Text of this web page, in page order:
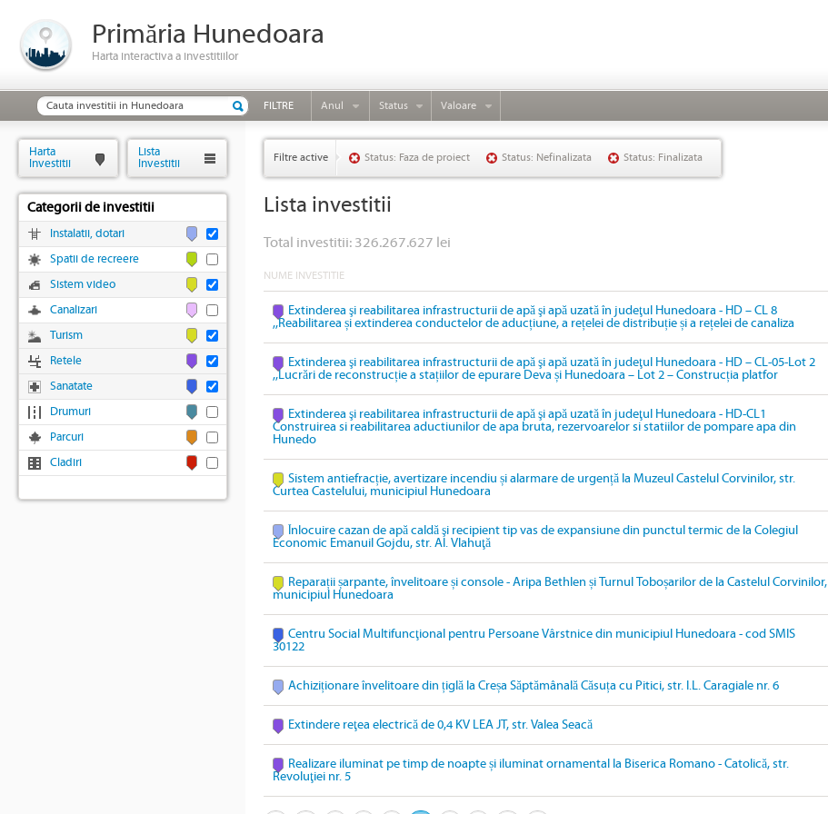
Primăria Hunedoara
Harta interactiva a investitiilor
FILTRE Anul Status Valoare
Filtre active Status: Faza de proiect Status: Nefinalizata Status: Finalizata
Lista investitii
Total investitii: 326.267.627 lei
NUME INVESTITIE
Extinderea şi reabilitarea infrastructurii de apă şi apă uzată în judeţul Hunedoara - HD – CL 8
,,Reabilitarea și extinderea conductelor de aducțiune, a rețelei de distribuție și a rețelei de canaliza
Extinderea şi reabilitarea infrastructurii de apă şi apă uzată în judeţul Hunedoara - HD – CL-05-Lot 2
,,Lucrări de reconstrucție a stațiilor de epurare Deva și Hunedoara – Lot 2 – Construcția platfor
Extinderea şi reabilitarea infrastructurii de apă şi apă uzată în judeţul Hunedoara - HD-CL1
Construirea si reabilitarea aductiunilor de apa bruta, rezervoarelor si statiilor de pompare apa din
Hunedo
Sistem antiefracție, avertizare incendiu și alarmare de urgență la Muzeul Castelul Corvinilor, str.
Curtea Castelului, municipiul Hunedoara
Înlocuire cazan de apă caldă şi recipient tip vas de expansiune din punctul termic de la Colegiul
Economic Emanuil Gojdu, str. Al. Vlahuţă
Reparații șarpante, învelitoare și console - Aripa Bethlen și Turnul Toboșarilor de la Castelul Corvinilor,
municipiul Hunedoara
Centru Social Multifuncţional pentru Persoane Vârstnice din municipiul Hunedoara - cod SMIS
30122
Achiziționare învelitoare din țiglă la Creșa Săptămânală Căsuța cu Pitici, str. I.L. Caragiale nr. 6
Extindere reţea electrică de 0,4 KV LEA JT, str. Valea Seacă
Realizare iluminat pe timp de noapte și iluminat ornamental la Biserica Romano - Catolică, str.
Revoluţiei nr. 5
Harta
Investitii
Lista
Investitii
Categorii de investitii
Instalatii, dotari
Spatii de recreere
Sistem video
Canalizari
Turism
Retele
Sanatate
Drumuri
Parcuri
Cladiri